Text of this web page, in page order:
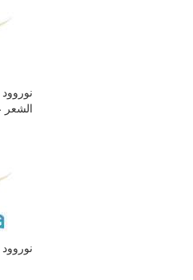
الشعر عن
نوروود 4أ: يمكن إجراء عملية زرع شعر بواسطة 2700-3000 نسيج ( 5400-5600 جذر شعري).